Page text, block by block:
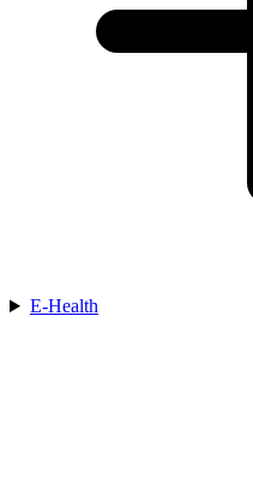
E-Health